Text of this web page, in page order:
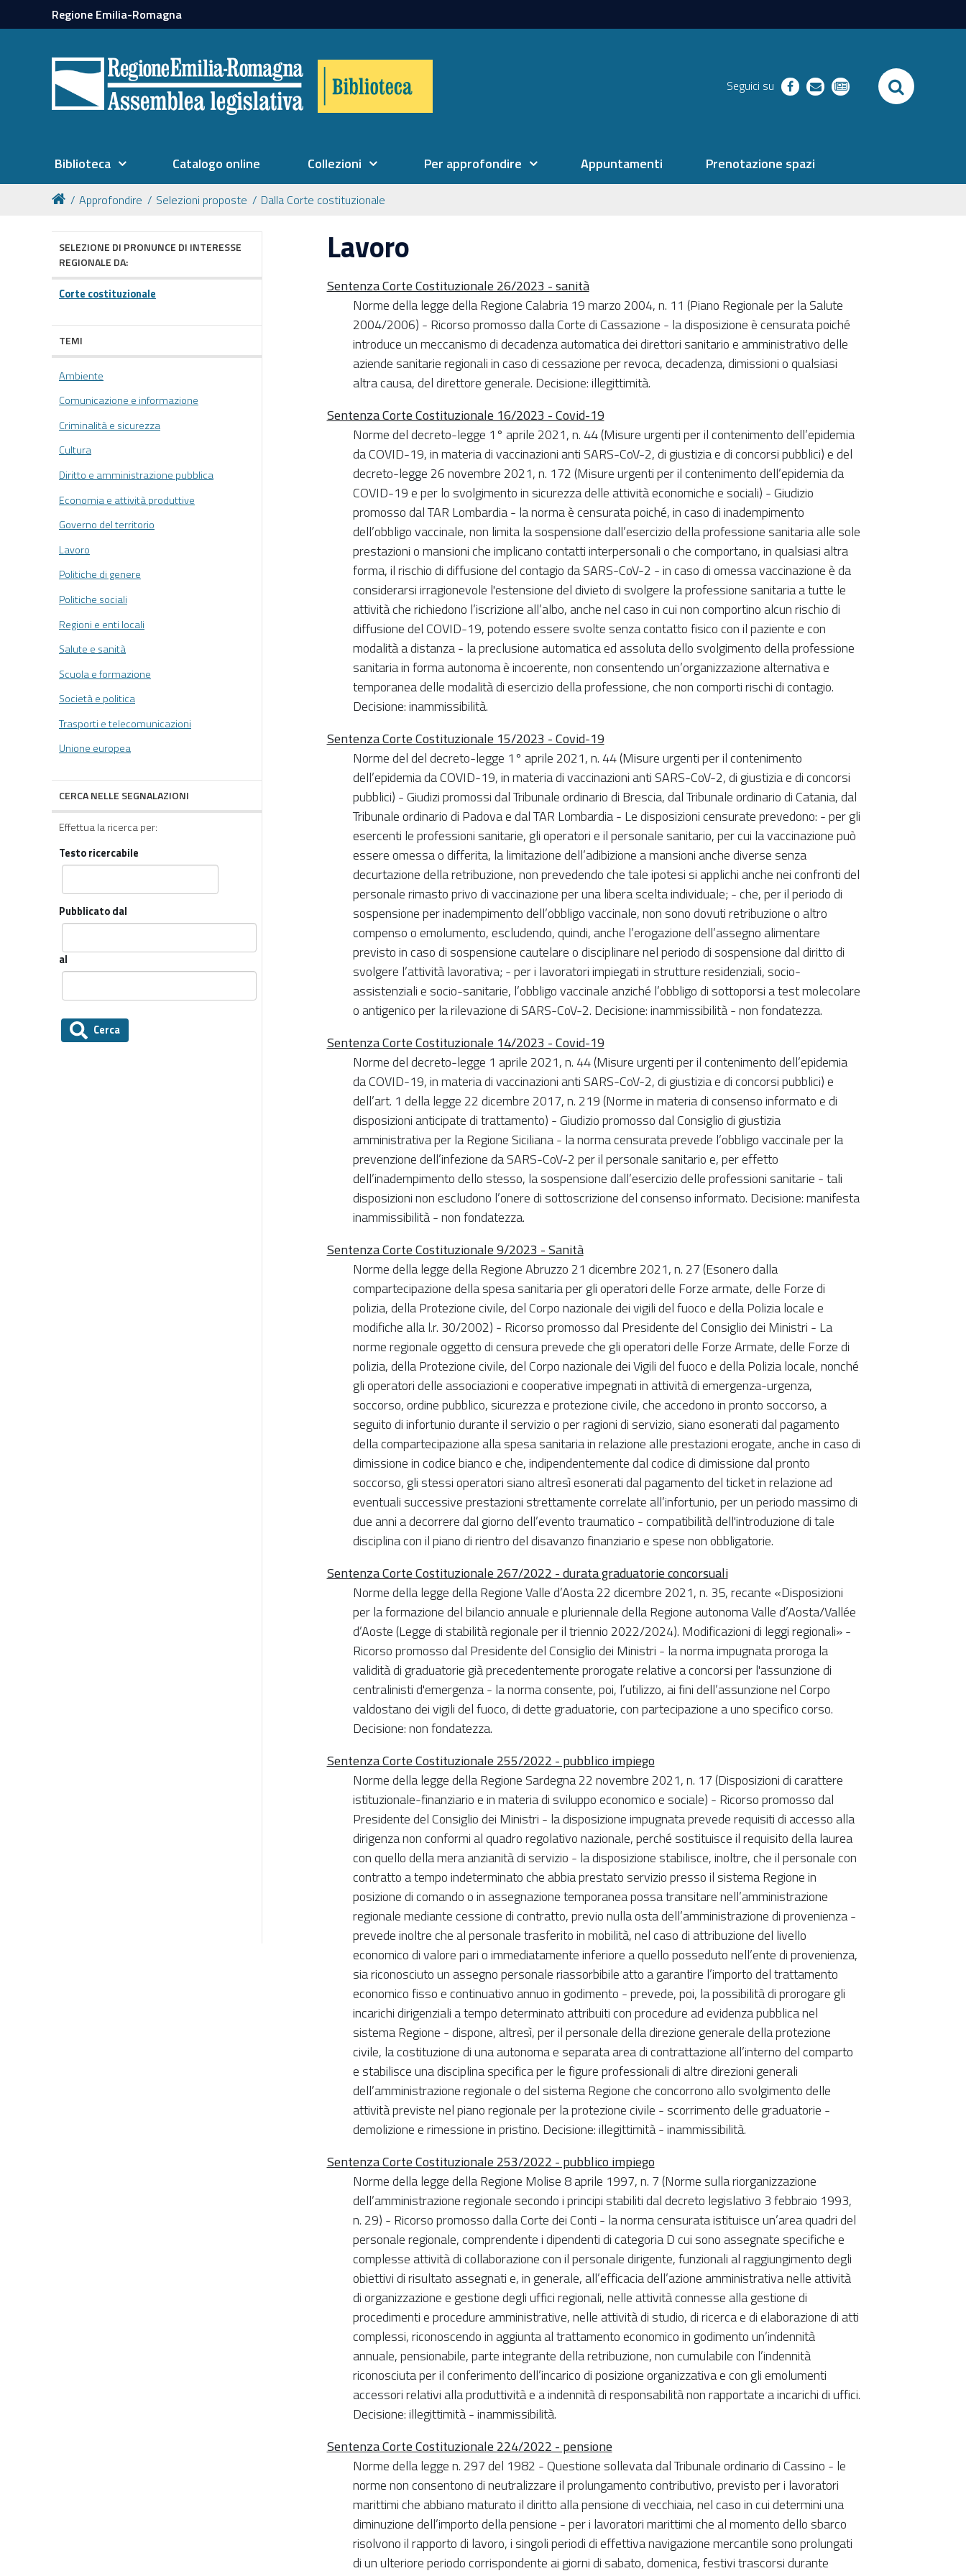
Regione Emilia-Romagna
Seguici su facebookrichiestenewsletter SEARCH
Biblioteca Catalogo online Collezioni Per approfondire Appuntamenti Prenotazione spazi
Approfondire Selezioni proposte Dalla Corte costituzionale
Lavoro
Sentenza Corte Costituzionale 26/2023 - sanità
Norme della legge della Regione Calabria 19 marzo 2004, n. 11 (Piano Regionale per la Salute
2004/2006) - Ricorso promosso dalla Corte di Cassazione - la disposizione è censurata poiché
introduce un meccanismo di decadenza automatica dei direttori sanitario e amministrativo delle
aziende sanitarie regionali in caso di cessazione per revoca, decadenza, dimissioni o qualsiasi
altra causa, del direttore generale. Decisione: illegittimità.
Sentenza Corte Costituzionale 16/2023 - Covid-19
Norme del decreto-legge 1° aprile 2021, n. 44 (Misure urgenti per il contenimento dell’epidemia
da COVID-19, in materia di vaccinazioni anti SARS-CoV-2, di giustizia e di concorsi pubblici) e del
decreto-legge 26 novembre 2021, n. 172 (Misure urgenti per il contenimento dell’epidemia da
COVID-19 e per lo svolgimento in sicurezza delle attività economiche e sociali) - Giudizio
promosso dal TAR Lombardia - la norma è censurata poiché, in caso di inadempimento
dell’obbligo vaccinale, non limita la sospensione dall’esercizio della professione sanitaria alle sole
prestazioni o mansioni che implicano contatti interpersonali o che comportano, in qualsiasi altra
forma, il rischio di diffusione del contagio da SARS-CoV-2 - in caso di omessa vaccinazione è da
considerarsi irragionevole l'estensione del divieto di svolgere la professione sanitaria a tutte le
attività che richiedono l’iscrizione all’albo, anche nel caso in cui non comportino alcun rischio di
diffusione del COVID-19, potendo essere svolte senza contatto fisico con il paziente e con
modalità a distanza - la preclusione automatica ed assoluta dello svolgimento della professione
sanitaria in forma autonoma è incoerente, non consentendo un’organizzazione alternativa e
temporanea delle modalità di esercizio della professione, che non comporti rischi di contagio.
Decisione: inammissibilità.
Sentenza Corte Costituzionale 15/2023 - Covid-19
Norme del del decreto-legge 1° aprile 2021, n. 44 (Misure urgenti per il contenimento
dell’epidemia da COVID-19, in materia di vaccinazioni anti SARS-CoV-2, di giustizia e di concorsi
pubblici) - Giudizi promossi dal Tribunale ordinario di Brescia, dal Tribunale ordinario di Catania, dal
Tribunale ordinario di Padova e dal TAR Lombardia - Le disposizioni censurate prevedono: - per gli
esercenti le professioni sanitarie, gli operatori e il personale sanitario, per cui la vaccinazione può
essere omessa o differita, la limitazione dell’adibizione a mansioni anche diverse senza
decurtazione della retribuzione, non prevedendo che tale ipotesi si applichi anche nei confronti del
personale rimasto privo di vaccinazione per una libera scelta individuale; - che, per il periodo di
sospensione per inadempimento dell’obbligo vaccinale, non sono dovuti retribuzione o altro
compenso o emolumento, escludendo, quindi, anche l’erogazione dell’assegno alimentare
previsto in caso di sospensione cautelare o disciplinare nel periodo di sospensione dal diritto di
svolgere l’attività lavorativa; - per i lavoratori impiegati in strutture residenziali, socio-
assistenziali e socio-sanitarie, l’obbligo vaccinale anziché l’obbligo di sottoporsi a test molecolare
o antigenico per la rilevazione di SARS-CoV-2. Decisione: inammissibilità - non fondatezza.
Sentenza Corte Costituzionale 14/2023 - Covid-19
Norme del decreto-legge 1 aprile 2021, n. 44 (Misure urgenti per il contenimento dell’epidemia
da COVID-19, in materia di vaccinazioni anti SARS-CoV-2, di giustizia e di concorsi pubblici) e
dell’art. 1 della legge 22 dicembre 2017, n. 219 (Norme in materia di consenso informato e di
disposizioni anticipate di trattamento) - Giudizio promosso dal Consiglio di giustizia
amministrativa per la Regione Siciliana - la norma censurata prevede l’obbligo vaccinale per la
prevenzione dell’infezione da SARS-CoV-2 per il personale sanitario e, per effetto
dell’inadempimento dello stesso, la sospensione dall’esercizio delle professioni sanitarie - tali
disposizioni non escludono l’onere di sottoscrizione del consenso informato. Decisione: manifesta
inammissibilità - non fondatezza.
Sentenza Corte Costituzionale 9/2023 - Sanità
Norme della legge della Regione Abruzzo 21 dicembre 2021, n. 27 (Esonero dalla
compartecipazione della spesa sanitaria per gli operatori delle Forze armate, delle Forze di
polizia, della Protezione civile, del Corpo nazionale dei vigili del fuoco e della Polizia locale e
modifiche alla l.r. 30/2002) - Ricorso promosso dal Presidente del Consiglio dei Ministri - La
norme regionale oggetto di censura prevede che gli operatori delle Forze Armate, delle Forze di
polizia, della Protezione civile, del Corpo nazionale dei Vigili del fuoco e della Polizia locale, nonché
gli operatori delle associazioni e cooperative impegnati in attività di emergenza-urgenza,
soccorso, ordine pubblico, sicurezza e protezione civile, che accedono in pronto soccorso, a
seguito di infortunio durante il servizio o per ragioni di servizio, siano esonerati dal pagamento
della compartecipazione alla spesa sanitaria in relazione alle prestazioni erogate, anche in caso di
dimissione in codice bianco e che, indipendentemente dal codice di dimissione dal pronto
soccorso, gli stessi operatori siano altresì esonerati dal pagamento del ticket in relazione ad
eventuali successive prestazioni strettamente correlate all’infortunio, per un periodo massimo di
due anni a decorrere dal giorno dell’evento traumatico - compatibilità dell'introduzione di tale
disciplina con il piano di rientro del disavanzo finanziario e spese non obbligatorie.
Sentenza Corte Costituzionale 267/2022 - durata graduatorie concorsuali
Norme della legge della Regione Valle d’Aosta 22 dicembre 2021, n. 35, recante «Disposizioni
per la formazione del bilancio annuale e pluriennale della Regione autonoma Valle d’Aosta/Vallée
d’Aoste (Legge di stabilità regionale per il triennio 2022/2024). Modificazioni di leggi regionali» -
Ricorso promosso dal Presidente del Consiglio dei Ministri - la norma impugnata proroga la
validità di graduatorie già precedentemente prorogate relative a concorsi per l'assunzione di
centralinisti d'emergenza - la norma consente, poi, l’utilizzo, ai fini dell’assunzione nel Corpo
valdostano dei vigili del fuoco, di dette graduatorie, con partecipazione a uno specifico corso.
Decisione: non fondatezza.
Sentenza Corte Costituzionale 255/2022 - pubblico impiego
Norme della legge della Regione Sardegna 22 novembre 2021, n. 17 (Disposizioni di carattere
istituzionale-finanziario e in materia di sviluppo economico e sociale) - Ricorso promosso dal
Presidente del Consiglio dei Ministri - la disposizione impugnata prevede requisiti di accesso alla
dirigenza non conformi al quadro regolativo nazionale, perché sostituisce il requisito della laurea
con quello della mera anzianità di servizio - la disposizione stabilisce, inoltre, che il personale con
contratto a tempo indeterminato che abbia prestato servizio presso il sistema Regione in
posizione di comando o in assegnazione temporanea possa transitare nell’amministrazione
regionale mediante cessione di contratto, previo nulla osta dell’amministrazione di provenienza -
prevede inoltre che al personale trasferito in mobilità, nel caso di attribuzione del livello
economico di valore pari o immediatamente inferiore a quello posseduto nell’ente di provenienza,
sia riconosciuto un assegno personale riassorbibile atto a garantire l’importo del trattamento
economico fisso e continuativo annuo in godimento - prevede, poi, la possibilità di prorogare gli
incarichi dirigenziali a tempo determinato attribuiti con procedure ad evidenza pubblica nel
sistema Regione - dispone, altresì, per il personale della direzione generale della protezione
civile, la costituzione di una autonoma e separata area di contrattazione all’interno del comparto
e stabilisce una disciplina specifica per le figure professionali di altre direzioni generali
dell’amministrazione regionale o del sistema Regione che concorrono allo svolgimento delle
attività previste nel piano regionale per la protezione civile - scorrimento delle graduatorie -
demolizione e rimessione in pristino. Decisione: illegittimità - inammissibilità.
Sentenza Corte Costituzionale 253/2022 - pubblico impiego
Norme della legge della Regione Molise 8 aprile 1997, n. 7 (Norme sulla riorganizzazione
dell’amministrazione regionale secondo i principi stabiliti dal decreto legislativo 3 febbraio 1993,
n. 29) - Ricorso promosso dalla Corte dei Conti - la norma censurata istituisce un’area quadri del
personale regionale, comprendente i dipendenti di categoria D cui sono assegnate specifiche e
complesse attività di collaborazione con il personale dirigente, funzionali al raggiungimento degli
obiettivi di risultato assegnati e, in generale, all’efficacia dell’azione amministrativa nelle attività
di organizzazione e gestione degli uffici regionali, nelle attività connesse alla gestione di
procedimenti e procedure amministrative, nelle attività di studio, di ricerca e di elaborazione di atti
complessi, riconoscendo in aggiunta al trattamento economico in godimento un’indennità
annuale, pensionabile, parte integrante della retribuzione, non cumulabile con l’indennità
riconosciuta per il conferimento dell’incarico di posizione organizzativa e con gli emolumenti
accessori relativi alla produttività e a indennità di responsabilità non rapportate a incarichi di uffici.
Decisione: illegittimità - inammissibilità.
Sentenza Corte Costituzionale 224/2022 - pensione
Norme della legge n. 297 del 1982 - Questione sollevata dal Tribunale ordinario di Cassino - le
norme non consentono di neutralizzare il prolungamento contributivo, previsto per i lavoratori
marittimi che abbiano maturato il diritto alla pensione di vecchiaia, nel caso in cui determini una
diminuzione dell’importo della pensione - per i lavoratori marittimi che al momento dello sbarco
risolvono il rapporto di lavoro, i singoli periodi di effettiva navigazione mercantile sono prolungati
di un ulteriore periodo corrispondente ai giorni di sabato, domenica, festivi trascorsi durante
SELEZIONE DI PRONUNCE DI INTERESSE
REGIONALE DA:
Corte costituzionale
TEMI
Ambiente
Comunicazione e informazione
Criminalità e sicurezza
Cultura
Diritto e amministrazione pubblica
Economia e attività produttive
Governo del territorio
Lavoro
Politiche di genere
Politiche sociali
Regioni e enti locali
Salute e sanità
Scuola e formazione
Società e politica
Trasporti e telecomunicazioni
Unione europea
CERCA NELLE SEGNALAZIONI
Effettua la ricerca per:
Testo ricercabile
Pubblicato dal
al